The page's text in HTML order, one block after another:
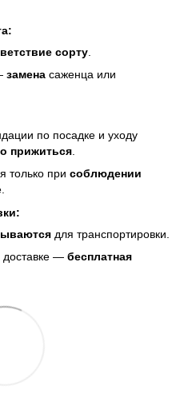
сорту
замена саженца или
по посадке и уходу
прижиться
только при соблюдении
для транспортировки.
доставке — бесплатная